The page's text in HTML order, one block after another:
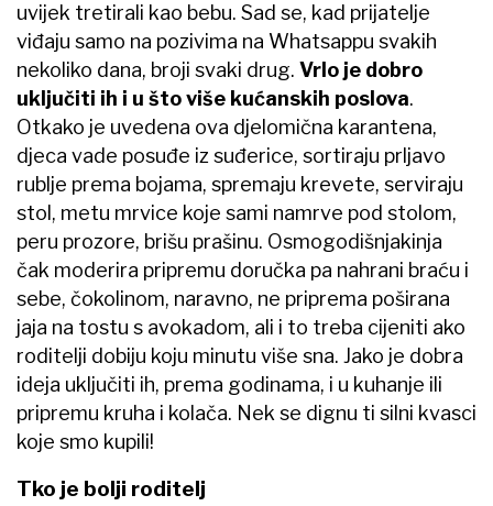
uvijek​ tretirali kao bebu. Sad se, kad prijatelje
viđaju samo na pozivima na Whatsappu svakih
nekoliko dana, broji svaki drug. Vrlo je dobro
uključiti ih i u što više kućanskih poslova.
Otkako je uvedena ova djelomična karantena,
djeca vade posuđe iz suđerice, sortiraju prljavo
rublje prema bojama, spremaju krevete, serviraju
stol, metu mrvice koje sami namrve pod stolom,
peru prozore, brišu prašinu. Osmogodišnjakinja
čak moderira pripremu doručka pa nahrani braću i
sebe, čokolinom, naravno, ne priprema poširana
jaja na tostu s avokadom, ali i to treba cijeniti ako
roditelji dobiju koju minutu više sna. Jako je dobra
ideja uključiti ih, prema godinama, i u kuhanje ili
pripremu kruha i kolača. Nek se dignu ti silni kvasci
koje smo kupili!
Tko je bolji roditelj